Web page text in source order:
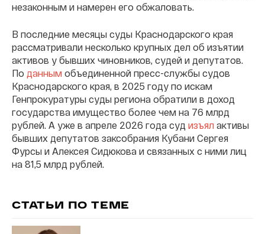
незаконным и намерен его обжаловать.
В последние месяцы суды Краснодарского края
рассматривали несколько крупных дел об изъятии
активов у бывших чиновников, судей и депутатов.
По данным объединенной пресс-службы судов
Краснодарского края, в 2025 году по искам
Генпрокуратуры суды региона обратили в доход
государства имущество более чем на 76 млрд
рублей. А уже в апреле 2026 года суд изъял активы
бывших депутатов заксобрания Кубани Сергея
Фурсы и Алексея Сидюкова и связанных с ними лиц
на 81,5 млрд рублей.
СТАТЬИ ПО ТЕМЕ